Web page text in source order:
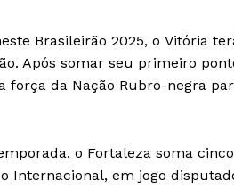
Brasileirão 2025, o Vitória
Após somar seu primeiro
força da Nação Rubro-negra
o Fortaleza soma
Internacional, em jogo